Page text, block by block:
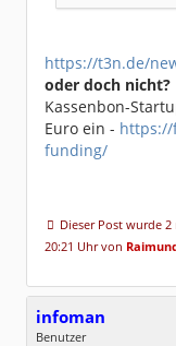
https://t3n.de/
oder doch nicht?
Kassenbon-
Euro ein - https://
funding/
Dieser Post wurde
20:21 Uhr von
infoman
Benutzer